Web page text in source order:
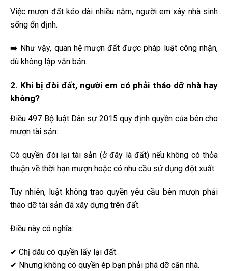
Việc mượn đất kéo dài nhiều năm, người em xây nhà sinh
sống ổn định.
➡️ Như vậy, quan hệ mượn đất được pháp luật công nhận,
dù không lập văn bản.
2. Khi bị đòi đất, người em có phải tháo dỡ nhà hay
không?
Điều 497 Bộ luật Dân sự 2015 quy định quyền của bên cho
mượn tài sản:
Có quyền đòi lại tài sản (ở đây là đất) nếu không có thỏa
thuận về thời hạn mượn hoặc có nhu cầu sử dụng đột xuất.
Tuy nhiên, luật không trao quyền yêu cầu bên mượn phải
tháo dỡ tài sản đã xây dựng trên đất.
Điều này có nghĩa:
✔ Chị dâu có quyền lấy lại đất.
✔ Nhưng không có quyền ép bạn phải phá dỡ căn nhà.